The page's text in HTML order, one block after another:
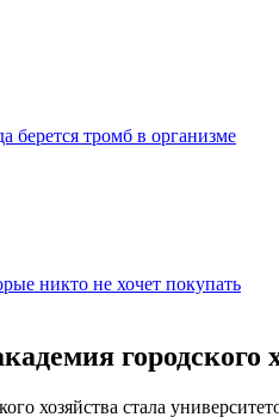
берется тромб в организме
никто не хочет покупать
городского